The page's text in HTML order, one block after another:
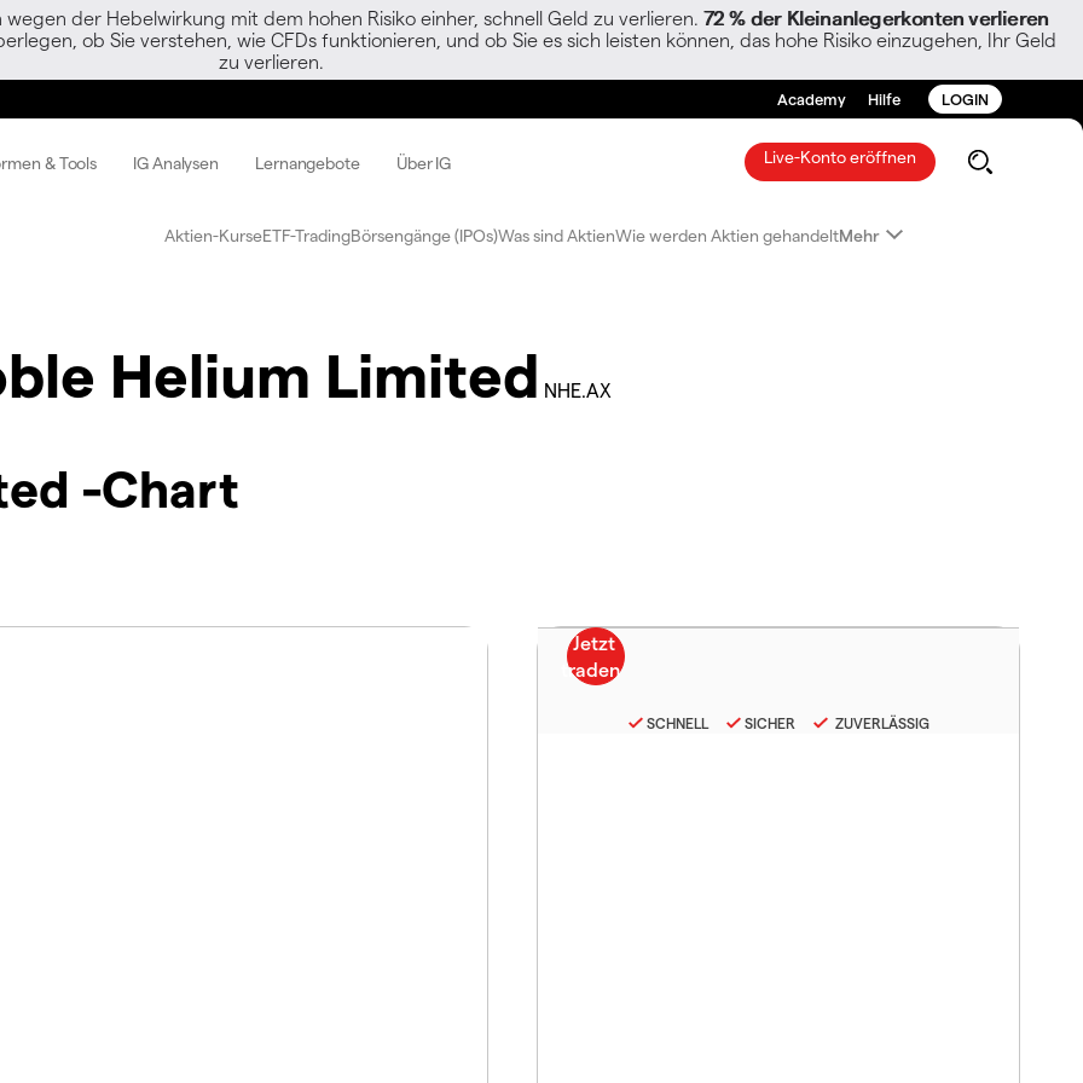
der Hebelwirkung mit dem hohen Risiko einher, schnell Geld zu verlieren. 72 % der Kleinanlegerkonten verlieren
ob Sie verstehen, wie CFDs funktionieren, und ob Sie es sich leisten können, das hohe Risiko einzugehen, Ihr Geld
zu verlieren.
Academy Hilfe LOGIN
& Tools IG Analysen Lernangebote Über IG Live-Konto eröffnen
Aktien-KurseETF-TradingBörsengänge (IPOs)Was sind AktienWie werden Aktien gehandeltMehr
Helium Limited NHE.AX
-Chart
SCHNELL SICHER ZUVERLÄSSIG